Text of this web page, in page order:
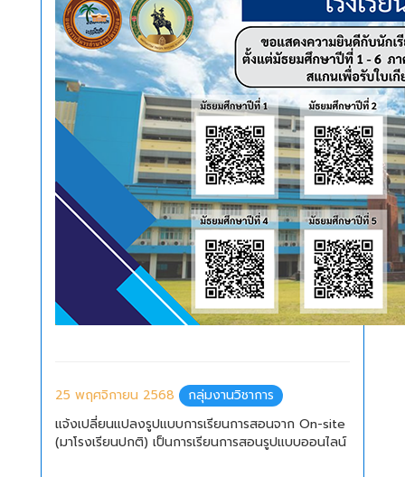
25 พฤศจิกายน 2568
กลุ่มงานวิชาการ
แจ้งเปลี่ยนแปลงรูปแบบการเรียนการสอนจาก On-site
(มาโรงเรียนปกติ) เป็นการเรียนการสอนรูปแบบออนไลน์